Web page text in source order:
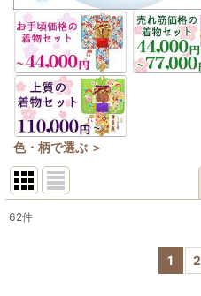
色・柄で選ぶ ＞
62件
1 2